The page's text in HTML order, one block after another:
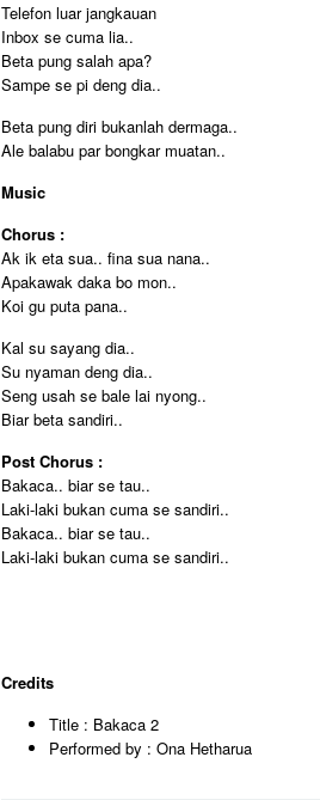
Telefon luar jangkauan
Inbox se cuma lia..
Beta pung salah apa?
Sampe se pi deng dia..
Beta pung diri bukanlah dermaga..
Ale balabu par bongkar muatan..
Music
Chorus :
Ak ik eta sua.. fina sua nana..
Apakawak daka bo mon..
Koi gu puta pana..
Kal su sayang dia..
Su nyaman deng dia..
Seng usah se bale lai nyong..
Biar beta sandiri..
Post Chorus :
Bakaca.. biar se tau..
Laki-laki bukan cuma se sandiri..
Bakaca.. biar se tau..
Laki-laki bukan cuma se sandiri..
Credits
Title : Bakaca 2
Performed by : Ona Hetharua